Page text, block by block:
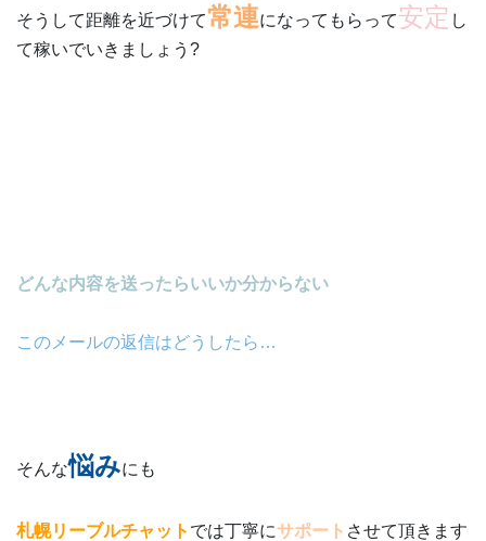
そうして距離を近づけて常連になってもらって安定 し
て稼いでいきましょう?
どんな内容を送ったらいいか分からない
このメールの返信はどうしたら…
そんな悩みにも
札幌リーブルチャット では丁寧にサポート させて頂きます